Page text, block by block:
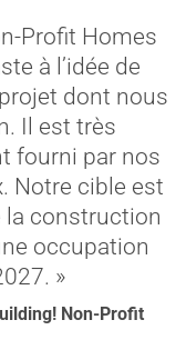
Profit Homes
à l’idée de
dont nous
Il est très
fourni par nos
Notre cible est
la construction
occupation
»
Non-Profit